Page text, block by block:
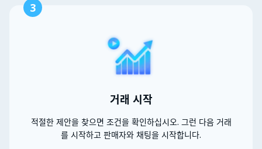
3
거래 시작
적절한 제안을 찾으면 조건을 확인하십시오. 그런 다음 거래
를 시작하고 판매자와 채팅을 시작합니다.